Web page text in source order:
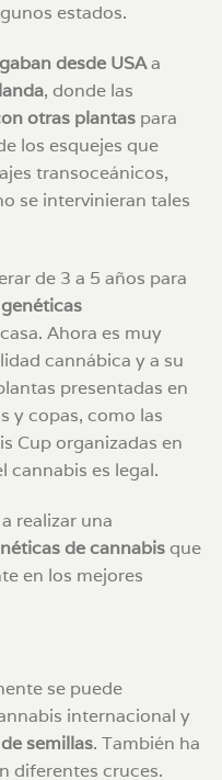
estados.
desde USAa
, donde las
otras plantas para
los esquejes que
transoceánicos,
se intervinieran tales
de 3 a 5 años para
Ahora es muy
cannábica y a su
presentadas en
y copas, como las
Cup organizadas en
cannabis es legal.
realizar una
de cannabisque
en los mejores
se puede
internacional y
semillas. También ha
diferentes cruces.